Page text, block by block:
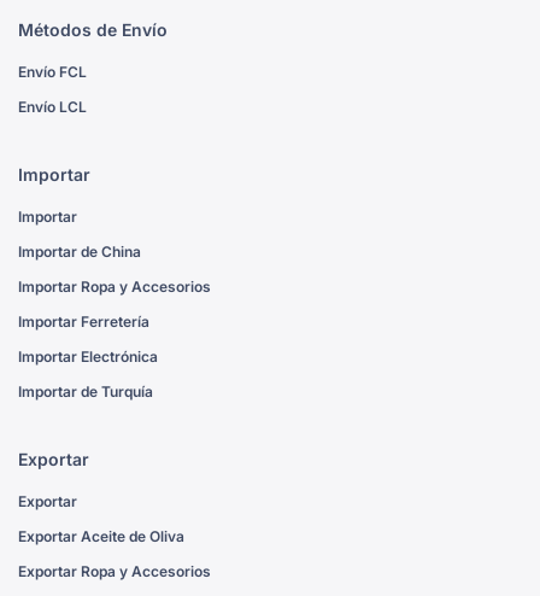
Métodos de Envío
Envío FCL
Envío LCL
Importar
Importar
Importar de China
Importar Ropa y Accesorios
Importar Ferretería
Importar Electrónica
Importar de Turquía
Exportar
Exportar
Exportar Aceite de Oliva
Exportar Ropa y Accesorios